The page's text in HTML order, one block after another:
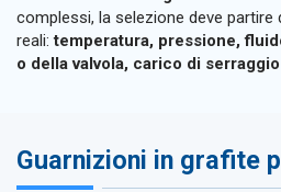
complessi, la selezione deve partire
reali:temperatura, pressione,
o della valvola, carico di
Guarnizioni in grafite